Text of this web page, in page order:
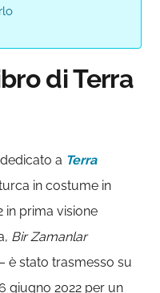
di Terra
dedicato a Terra
in costume in
in prima visione
Bir Zamanlar
è stato trasmesso su
giugno 2022 per un